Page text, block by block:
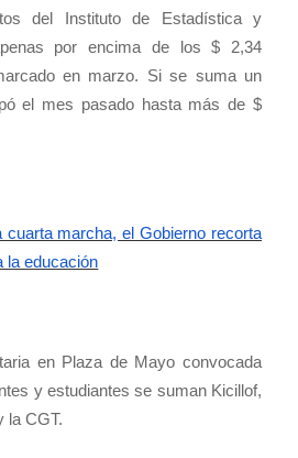
del Instituto de Estadística y
por encima de los $ 2,34
en marzo. Si se suma un
el mes pasado hasta más de $
marcha, el Gobierno recorta
la educación
en Plaza de Mayo convocada
y estudiantes se suman Kicillof,
la CGT.